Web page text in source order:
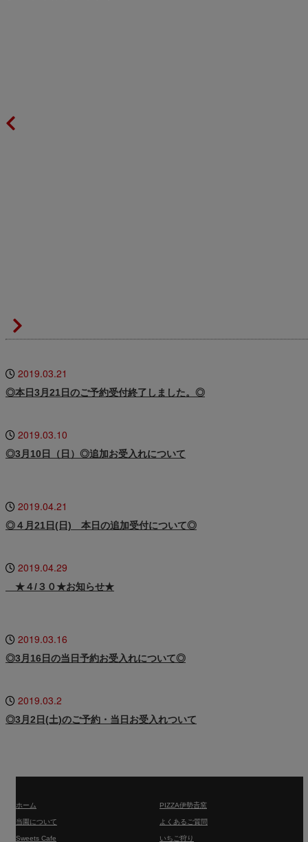
2019.03.21
◎本日3月21日のご予約受付終了しました。◎
2019.03.10
◎3月10日（日）◎追加お受入れについて
2019.04.21
◎４月21日(日) 本日の追加受付について◎
2019.04.29
★４/３０★お知らせ★
2019.03.16
◎3月16日の当日予約お受入れについて◎
2019.03.2
◎3月2日(土)のご予約・当日お受入れついて
ホーム
当園について
Sweets Cafe
PIZZA伊勢𠮷窯
よくあるご質問
いちご狩り